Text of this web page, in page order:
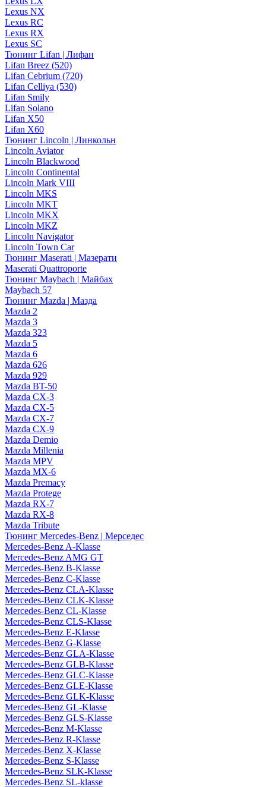
Lexus NX
Lexus RC
Lexus RX
Lexus SC
Тюнинг Lifan | Лифан
Lifan Breez (520)
Lifan Cebrium (720)
Lifan Celliya (530)
Lifan Smily
Lifan Solano
Lifan X50
Lifan X60
Тюнинг Lincoln | Линкольн
Lincoln Aviator
Lincoln Blackwood
Lincoln Continental
Lincoln Mark VIII
Lincoln MKS
Lincoln MKT
Lincoln MKX
Lincoln MKZ
Lincoln Navigator
Lincoln Town Car
Тюнинг Maserati | Мазерати
Maserati Quattroporte
Тюнинг Maybach | Майбах
Maybach 57
Тюнинг Mazda | Мазда
Mazda 2
Mazda 3
Mazda 323
Mazda 5
Mazda 6
Mazda 626
Mazda 929
Mazda BT-50
Mazda CX-3
Mazda CX-5
Mazda CX-7
Mazda CX-9
Mazda Demio
Mazda Millenia
Mazda MPV
Mazda MX-6
Mazda Premacy
Mazda Protege
Mazda RX-7
Mazda RX-8
Mazda Tribute
Тюнинг Mercedes-Benz | Мерседес
Mercedes-Benz A-Klasse
Mercedes-Benz AMG GT
Mercedes-Benz B-Klasse
Mercedes-Benz C-Klasse
Mercedes-Benz CLA-Klasse
Mercedes-Benz CLK-Klasse
Mercedes-Benz CL-Klasse
Mercedes-Benz CLS-Klasse
Mercedes-Benz E-Klasse
Mercedes-Benz G-Klasse
Mercedes-Benz GLA-Klasse
Mercedes-Benz GLB-Klasse
Mercedes-Benz GLC-Klasse
Mercedes-Benz GLE-Klasse
Mercedes-Benz GLK-Klasse
Mercedes-Benz GL-Klasse
Mercedes-Benz GLS-Klasse
Mercedes-Benz M-Klasse
Mercedes-Benz R-Klasse
Mercedes-Benz X-Klasse
Mercedes-Benz S-Klasse
Mercedes-Benz SLK-Klasse
Mercedes-Benz SL-klasse